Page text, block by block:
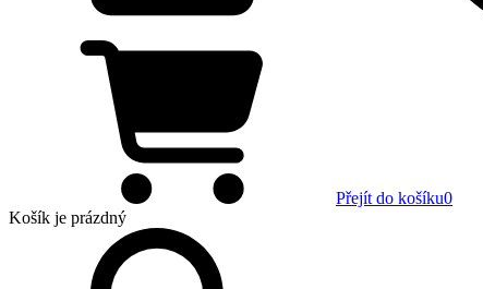
Přejít do košíku0
Košík je prázdný